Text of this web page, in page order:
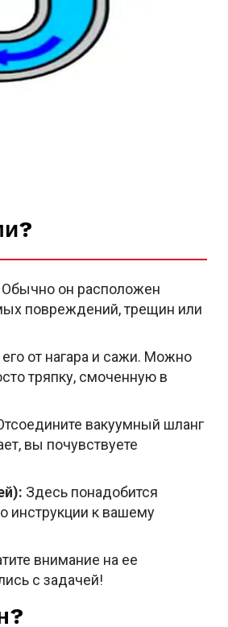
Обычно он расположен
повреждений, трещин или
от нагара и сажи. Можно
тряпку, смоченную в
вакуумный шланг
вы почувствуете
Здесь понадобится
инструкции к вашему
внимание на ее
с задачей!